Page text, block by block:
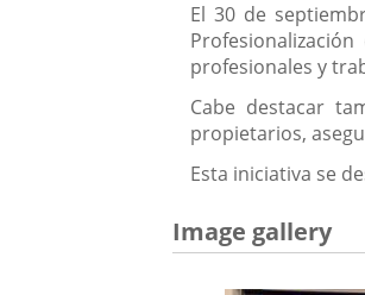
El 30 de
profesionales y
Cabe destacar
propietarios,
Esta iniciativa se
Image gallery